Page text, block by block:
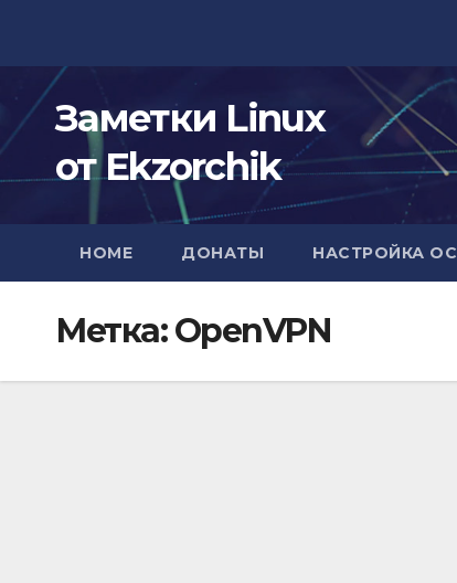
содержимому
Заметки Linux
от Ekzorchik
HOME ДОНАТЫ НАСТРОЙКА ОС
Метка:OpenVPN